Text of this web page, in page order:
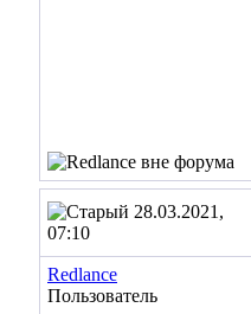
28.03.2021,
07:10
Redlance
Пользователь